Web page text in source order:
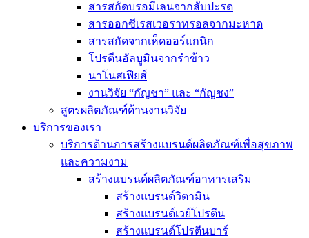
สารสกัดบรอมีเลนจากสับปะรด
สารออกซีเรสเวอราทรอลจากมะหาด
สารสกัดจากเห็ดออร์แกนิก
โปรตีนอัลบูมินจากรำข้าว
นาโนสเฟียส์
งานวิจัย “กัญชา” และ “กัญชง”
สูตรผลิตภัณฑ์ด้านงานวิจัย
บริการของเรา
บริการด้านการสร้างแบรนด์ผลิตภัณฑ์เพื่อสุขภาพ
และความงาม
สร้างแบรนด์ผลิตภัณฑ์อาหารเสริม
สร้างแบรนด์วิตามิน
สร้างแบรนด์เวย์โปรตีน
สร้างแบรนด์โปรตีนบาร์